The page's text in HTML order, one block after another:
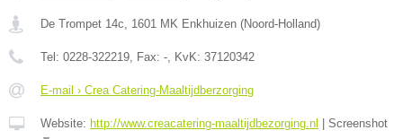
De Trompet 14c, 1601 MK Enkhuizen (Noord-Holland)
Tel: 0228-322219, Fax: -, KvK: 37120342
E-mail › Crea Catering-Maaltijdberzorging
Website: http://www.creacatering-maaltijdbezorging.nl
Screenshot